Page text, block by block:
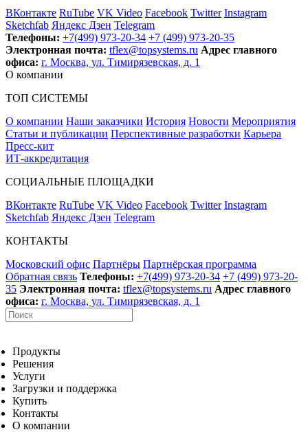
ВКонтакте RuTube VK Video Facebook Twitter Instagram
Sketchfab Яндекс Дзен Telegram
Телефоны: +7(499) 973-20-34 +7 (499) 973-20-35
Электронная почта: tflex@topsystems.ru Адрес главного
офиса: г. Москва, ул. Тимирязевская, д. 1
О компании
ТОП СИСТЕМЫ
О компании Наши заказчики История Новости Мероприятия
Статьи и публикации Перспективные разработки Карьера
Пресс-кит
ИТ-аккредитация
СОЦИАЛЬНЫЕ ПЛОЩАДКИ
ВКонтакте RuTube VK Video Facebook Twitter Instagram
Sketchfab Яндекс Дзен Telegram
КОНТАКТЫ
Московский офис Партнёры Партнёрская программа
Обратная связь Телефоны: +7(499) 973-20-34 +7 (499) 973-20-
35 Электронная почта: tflex@topsystems.ru Адрес главного
офиса: г. Москва, ул. Тимирязевская, д. 1
Продукты
Решения
Услуги
Загрузки и поддержка
Купить
Контакты
О компании